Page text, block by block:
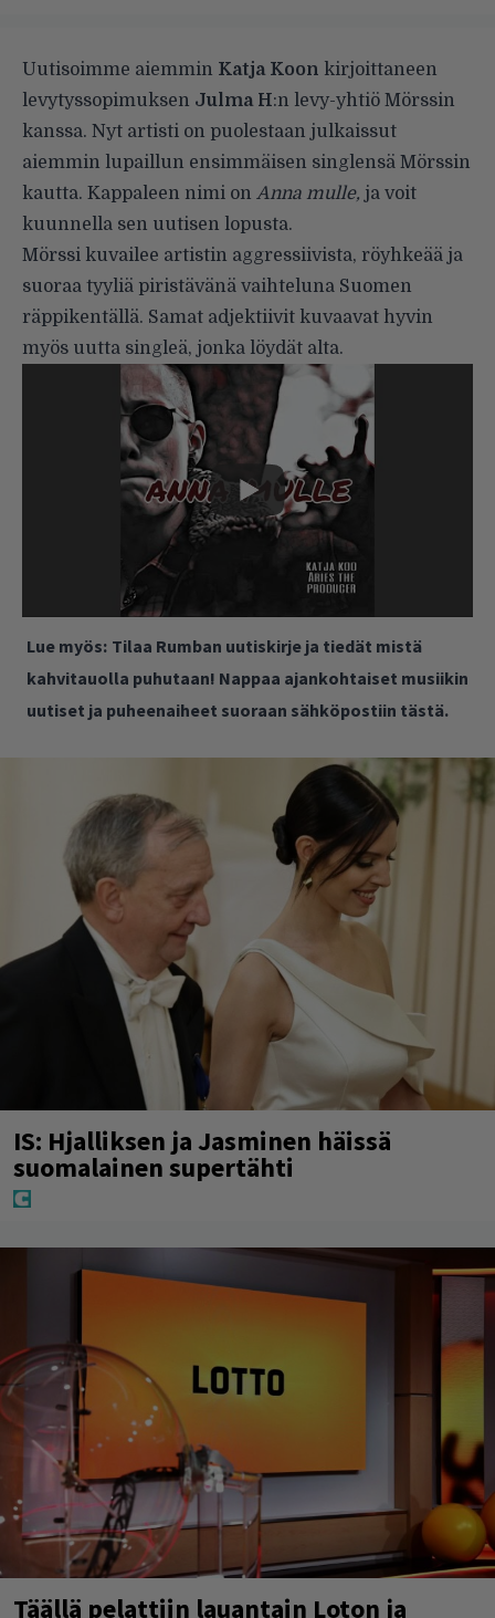
Uutisoimme aiemmin Katja Koon kirjoittaneen
levytyssopimuksen Julma H:n levy-yhtiö Mörssin
kanssa. Nyt artisti on puolestaan julkaissut
aiemmin lupaillun ensimmäisen singlensä Mörssin
kautta. Kappaleen nimi on Anna mulle, ja voit
kuunnella sen uutisen lopusta.
Mörssi kuvailee artistin aggressiivista, röyhkeää ja
suoraa tyyliä piristävänä vaihteluna Suomen
räppikentällä. Samat adjektiivit kuvaavat hyvin
myös uutta singleä, jonka löydät alta.
Lue myös: Tilaa Rumban uutiskirje ja tiedät mistä
kahvitauolla puhutaan! Nappaa ajankohtaiset musiikin
uutiset ja puheenaiheet suoraan sähköpostiin tästä.
IS: Hjalliksen ja Jasminen häissä
suomalainen supertähti
Täällä pelattiin lauantain Loton ja